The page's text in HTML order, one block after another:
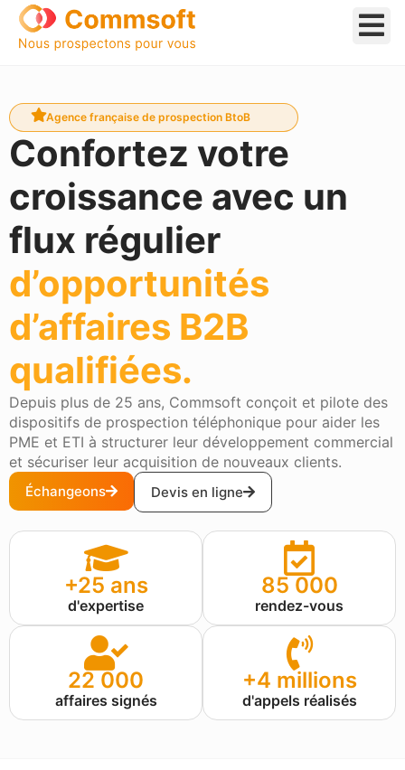
Aller
contenu
Agence française de prospection BtoB
Confortez votre
croissance avec un
flux régulier
d’opportunités
d’affaires B2B
qualifiées.
Depuis plus de 25 ans, Commsoft conçoit et pilote des
dispositifs de prospection téléphonique pour aider les
PME et ETI à structurer leur développement commercial
et sécuriser leur acquisition de nouveaux clients.
Échangeons Devis en ligne
+25 ans
d'expertise
85 000
rendez-vous
22 000
affaires signés
+4 millions
d'appels réalisés